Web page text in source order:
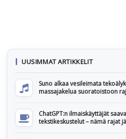
UUSIMMAT ARTIKKELIT
Suno alkaa vesileimata
massajakelua suoratoistoon
ChatGPT:n ilmaiskäyttäjät
tekstikeskustelut – nämä rajat